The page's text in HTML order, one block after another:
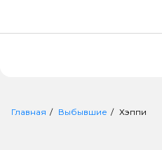
Главная Выбывшие Хэппи